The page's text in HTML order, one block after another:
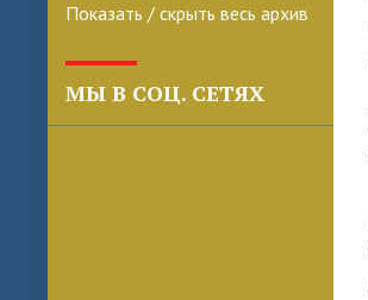
Показать / скрыть весь архив
МЫ В СОЦ. СЕТЯХ